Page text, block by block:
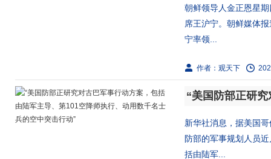
朝鲜领导人金正恩星
席王沪宁。朝鲜媒体
宁率领...
作者：观天下
新华社消息，据美国
防部的军事规划人员
括由陆军...